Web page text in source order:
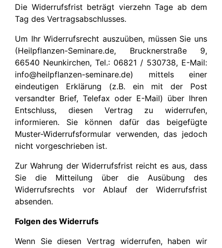
Die Widerrufsfrist beträgt vierzehn Tage ab dem
Tag des Vertragsabschlusses.
Um Ihr Widerrufsrecht auszuüben, müssen Sie uns
(Heilpflanzen-Seminare.de, Brucknerstraße 9,
66540 Neunkirchen, Tel.: 06821 / 530738, E-Mail:
info@heilpflanzen-seminare.de) mittels einer
eindeutigen Erklärung (z.B. ein mit der Post
versandter Brief, Telefax oder E-Mail) über Ihren
Entschluss, diesen Vertrag zu widerrufen,
informieren. Sie können dafür das beigefügte
Muster-Widerrufsformular verwenden, das jedoch
nicht vorgeschrieben ist.
Zur Wahrung der Widerrufsfrist reicht es aus, dass
Sie die Mitteilung über die Ausübung des
Widerrufsrechts vor Ablauf der Widerrufsfrist
absenden.
Folgen des Widerrufs
Wenn Sie diesen Vertrag widerrufen, haben wir